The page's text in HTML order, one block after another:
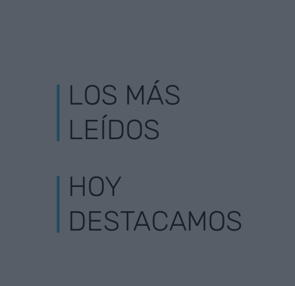
LOS MÁS
LEÍDOS
HOY
DESTACAMOS